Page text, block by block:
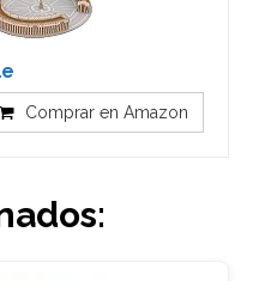
Comprar en Amazon